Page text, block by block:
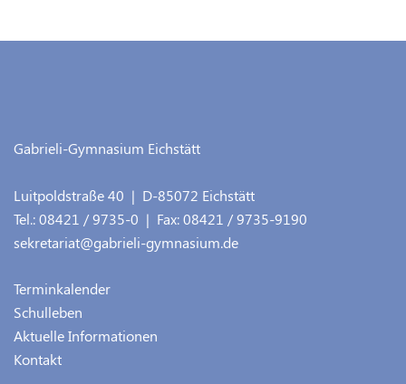
Gabrieli-Gymnasium Eichstätt
Luitpoldstraße 40 | D-85072 Eichstätt
Tel.:08421 / 9735-0 | Fax:08421 / 9735-9190
sekretariat@gabrieli-gymnasium.de
Terminkalender
Schulleben
Aktuelle Informationen
Kontakt